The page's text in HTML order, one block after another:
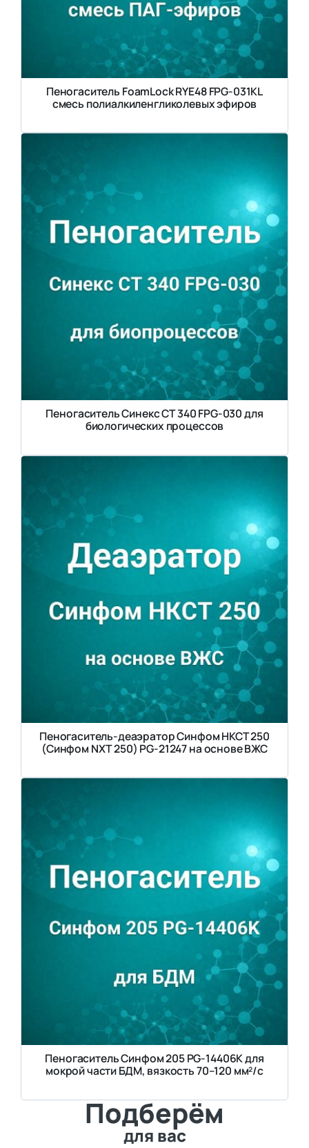
Пеногаситель FoamLock RYE48 FPG-031KL
смесь полиалкиленгликолевых эфиров
Пеногаситель Синекс СТ 340 FPG-030 для
биологических процессов
Пеногаситель-деаэратор Синфом НКСТ 250
(Синфом NXT 250) PG-21247 на основе ВЖС
Пеногаситель Синфом 205 PG-14406K для
мокрой части БДМ, вязкость 70–120 мм²/с
Подберём
для вас